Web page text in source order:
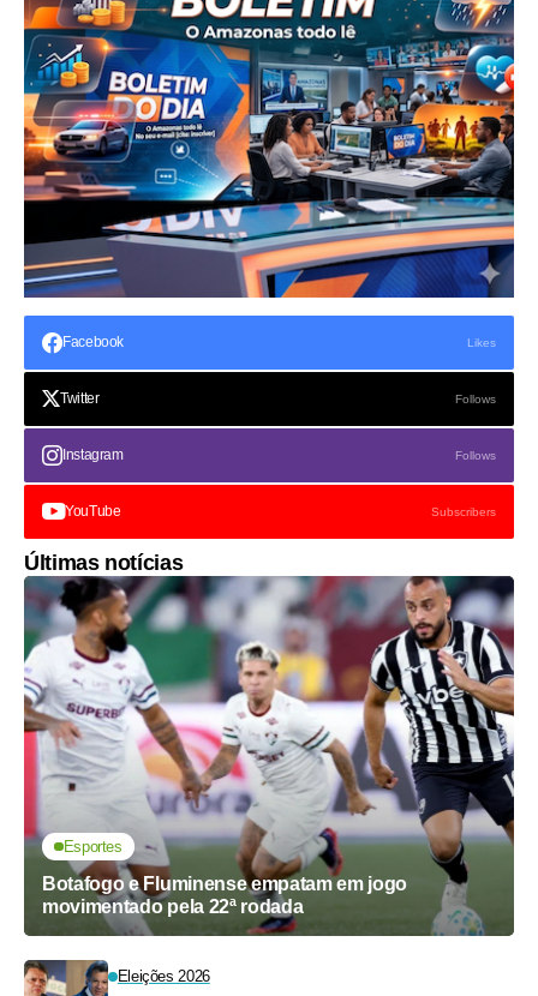
Facebook Likes
Twitter Follows
Instagram Follows
YouTube Subscribers
Últimas notícias
Esportes
Botafogo e Fluminense empatam em jogo
movimentado pela 22ª rodada
Eleições 2026